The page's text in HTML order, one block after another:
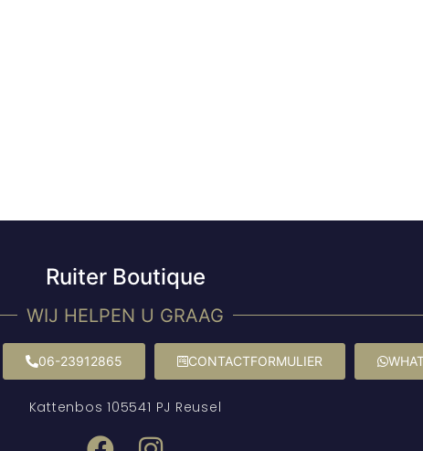
Ruiter Boutique
WIJ HELPEN U GRAAG
06-23912865 CONTACTFORMULIER
Kattenbos 105541 PJ Reusel